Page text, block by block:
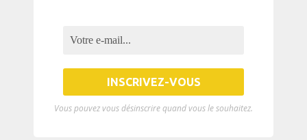
Vous pouvez vous désinscrire quand vous le souhaitez.